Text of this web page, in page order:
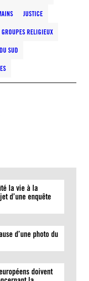
JUSTICE
GROUPES RELIGIEUX
SUD
la vie à la
d’une enquête
d’une photo du
doivent